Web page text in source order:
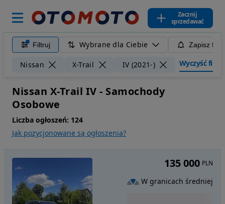
Zacznij
sprzedawać
Filtruj Wybrane dla Ciebie Zapisz
Nissan X-Trail IV (2021-) Wyczyść filtry
Nissan X-Trail IV - Samochody
Osobowe
Liczba ogłoszeń: 124
Jak pozycjonowane są ogłoszenia?
135 000 PLN
W granicach średniej